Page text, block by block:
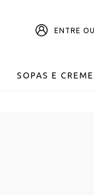
ENTRE
SOPAS E